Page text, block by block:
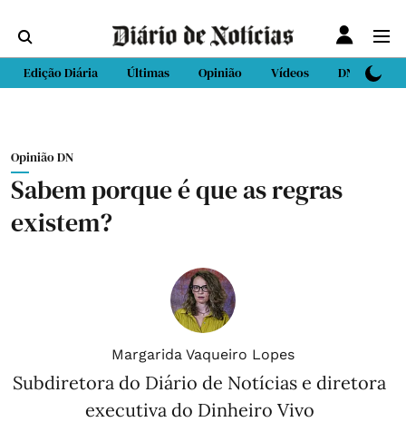
Edição Diária Últimas Opinião Vídeos DN Sport
Opinião DN
Sabem porque é que as regras
existem?
Margarida Vaqueiro Lopes
Subdiretora do Diário de Notícias e diretora
executiva do Dinheiro Vivo